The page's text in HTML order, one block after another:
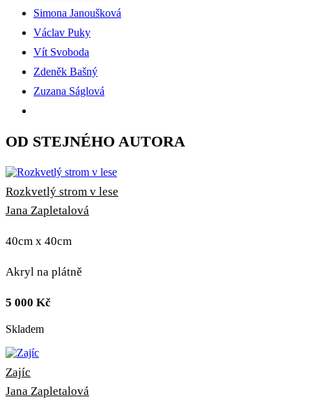
Simona Janoušková
Václav Puky
Vít Svoboda
Zdeněk Bašný
Zuzana Ságlová
OD STEJNÉHO AUTORA
Rozkvetlý strom v lese
Jana Zapletalová
40cm x 40cm
Akryl na plátně
5 000 Kč
Skladem
Zajíc
Jana Zapletalová